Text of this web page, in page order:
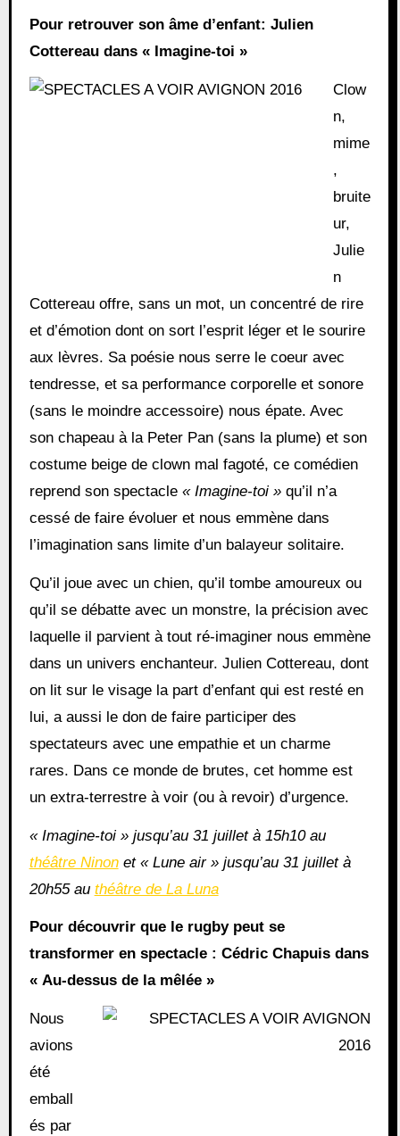
Pour retrouver son âme d’enfant: Julien
Cottereau dans « Imagine-toi »
Clow
n,
mime
,
bruite
ur,
Julie
n
Cottereau offre, sans un mot, un concentré de rire
et d’émotion dont on sort l’esprit léger et le sourire
aux lèvres. Sa poésie nous serre le coeur avec
tendresse, et sa performance corporelle et sonore
(sans le moindre accessoire) nous épate. Avec
son chapeau à la Peter Pan (sans la plume) et son
costume beige de clown mal fagoté, ce comédien
reprend son spectacle « Imagine-toi »qu’il n’a
cessé de faire évoluer et nous emmène dans
l’imagination sans limite d’un balayeur solitaire.
Qu’il joue avec un chien, qu’il tombe amoureux ou
qu’il se débatte avec un monstre, la précision avec
laquelle il parvient à tout ré-imaginer nous emmène
dans un univers enchanteur. Julien Cottereau, dont
on lit sur le visage la part d’enfant qui est resté en
lui, a aussi le don de faire participer des
spectateurs avec une empathie et un charme
rares. Dans ce monde de brutes, cet homme est
un extra-terrestre à voir (ou à revoir) d’urgence.
« Imagine-toi » jusqu’au 31 juillet à 15h10 au
théâtre Ninonet « Lune air » jusqu’au 31 juillet à
20h55 au théâtre de La Luna
Pour découvrir que le rugby peut se
transformer en spectacle : Cédric Chapuis dans
« Au-dessus de la mêlée »
Nous
avions
été
emball
és par